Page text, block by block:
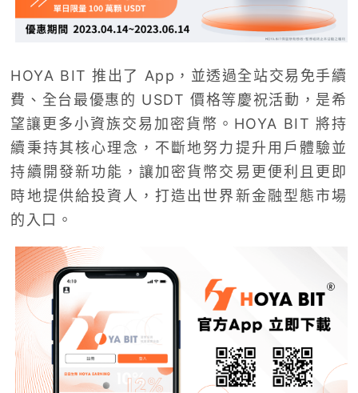
HOYA BIT 推出了 App，並透過全站交易免手續
費、全台最優惠的 USDT 價格等慶祝活動，是希
望讓更多小資族交易加密貨幣。HOYA BIT 將持
續秉持其核心理念，不斷地努力提升用戶體驗並
持續開發新功能，讓加密貨幣交易更便利且更即
時地提供給投資人，打造出世界新金融型態市場
的入口。